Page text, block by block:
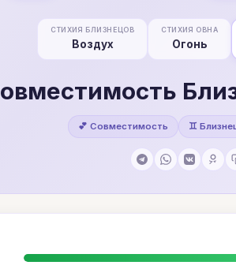
СТИХИЯ БЛИЗНЕЦОВ
Воздух
СТИХИЯ ОВНА
Огонь
💕 Совместимость ♊